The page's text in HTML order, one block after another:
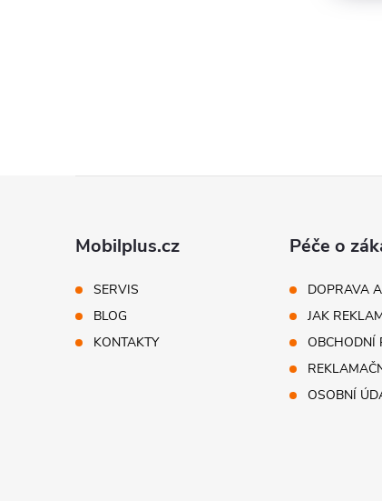
Mobilplus.cz
SERVIS
BLOG
KONTAKTY
Péče o
DOPRAVA
JAK
OBCHODNÍ
OSOBNÍ